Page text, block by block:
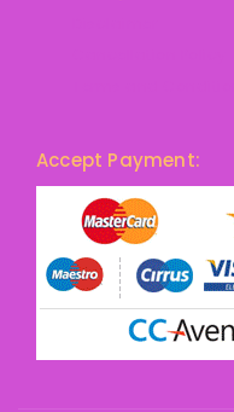
Accept Payment: